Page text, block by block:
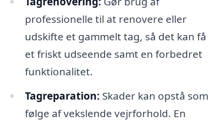
professionelle til at renovere eller
udskifte et gammelt tag, så det kan få
et friskt udseende samt en forbedret
funktionalitet.
Tagreparation: Skader kan opstå som
følge af vekslende vejrforhold. En